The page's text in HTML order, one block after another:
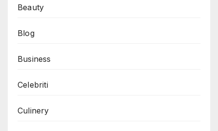
Beauty
Blog
Business
Celebriti
Culinery